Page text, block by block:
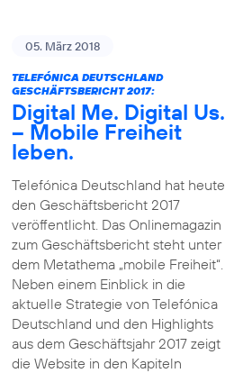
05. März 2018
TELEFÓNICA DEUTSCHLAND
GESCHÄFTSBERICHT 2017:
Digital Me. Digital Us.
– Mobile Freiheit
leben.
Telefónica Deutschland hat heute
den Geschäftsbericht 2017
veröffentlicht. Das Onlinemagazin
zum Geschäftsbericht steht unter
dem Metathema „mobile Freiheit“.
Neben einem Einblick in die
aktuelle Strategie von Telefónica
Deutschland und den Highlights
aus dem Geschäftsjahr 2017 zeigt
die Website in den Kapiteln